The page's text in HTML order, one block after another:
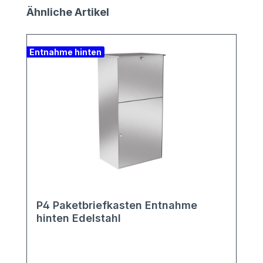
Produktgalerie überspringen
Ähnliche Artikel
Entnahme hinten
P4 Paketbriefkasten Entnahme
hinten Edelstahl